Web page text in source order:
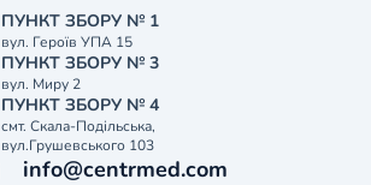
ПУНКТ ЗБОРУ № 1
вул. Героїв УПА 15
ПУНКТ ЗБОРУ № 3
вул. Миру 2
ПУНКТ ЗБОРУ № 4
смт. Скала-Подільська,
вул.Грушевського 103
info@centrmed.com